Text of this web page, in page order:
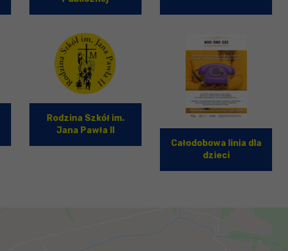
Rodzina Szkół im.
Jana Pawła II
Całodobowa linia dla
dzieci